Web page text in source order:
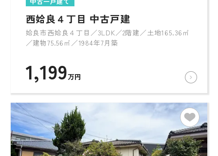
西姶良４丁目 中古戸建
姶良市西姶良４丁目／3LDK／2階建／土地165.36㎡
／建物75.56㎡／1984年7月築
1,199万円